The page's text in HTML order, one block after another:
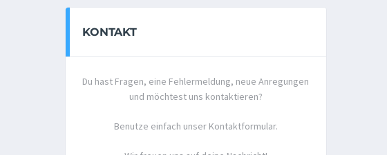
KONTAKT
Du hast Fragen, eine Fehlermeldung, neue Anregungen
und möchtest uns kontaktieren?
Benutze einfach unser Kontaktformular.